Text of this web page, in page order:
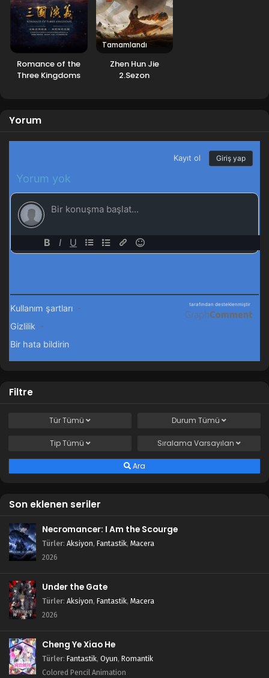
Romance of the
Three Kingdoms
Tamamlandı
Zhen Hun Jie
2.Sezon
Yorum
Filtre
TürTümü Durum Tümü
TipTümü Sıralama Varsayılan
Ara
Son eklenen seriler
Necromancer: I Am the Scourge
Türler: Aksiyon, Fantastik, Macera
2026
Under the Gate
Türler: Aksiyon, Fantastik, Macera
2026
Cheng Ye Xiao He
Türler: Fantastik, Oyun, Romantik
Colored Pencil Animation